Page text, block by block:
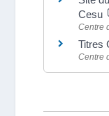
Cesu
Centre
Titres
Centre